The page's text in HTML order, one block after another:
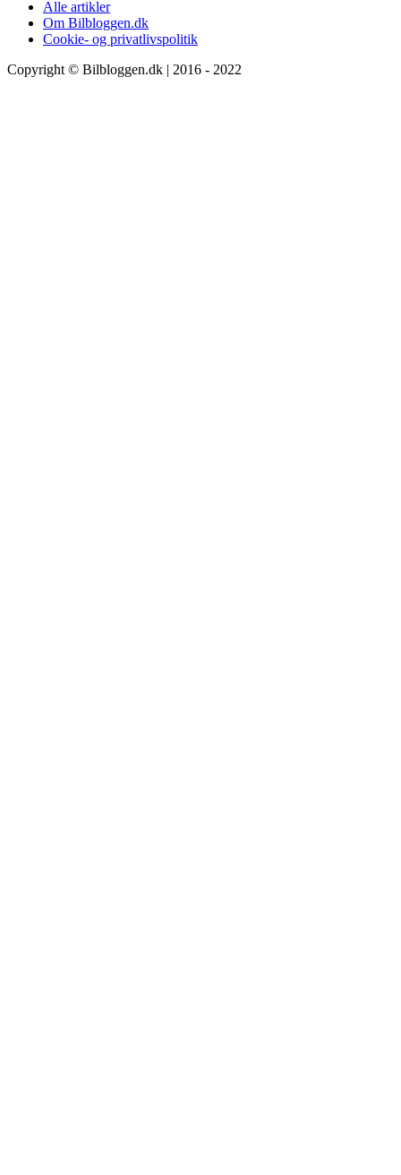
Alle artikler
Om Bilbloggen.dk
Cookie- og privatlivspolitik
Copyright © Bilbloggen.dk | 2016 - 2022